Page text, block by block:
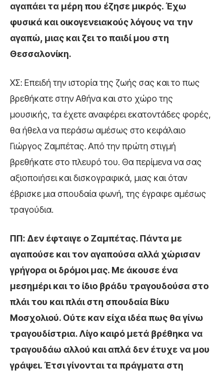
αγαπάει τα μέρη που έζησε μικρός. Έχω
φυσικά και οικογενειακούς λόγους να την
αγαπώ, μιας και ζει το παιδί μου στη
Θεσσαλονίκη.
ΧΣ: Επειδή την ιστορία της ζωής σας και το πως
βρεθήκατε στην Αθήνα και στο χώρο της
μουσικής, τα έχετε αναφέρει εκατοντάδες φορές,
θα ήθελα να περάσω αμέσως στο κεφάλαιο
Γιώργος Ζαμπέτας. Από την πρώτη στιγμή
βρεθήκατε στο πλευρό του. Θα περίμενα να σας
αξιοποιήσει και δισκογραφικά, μιας και όταν
έβρισκε μια σπουδαία φωνή, της έγραφε αμέσως
τραγούδια.
ΠΠ: Δεν έφταιγε ο Ζαμπέτας. Πάντα με
αγαπούσε και τον αγαπούσα αλλά χώρισαν
γρήγορα οι δρόμοι μας. Με άκουσε ένα
μεσημέρι και το ίδιο βράδυ τραγουδούσα στο
πλάι του και πλάι στη σπουδαία Βίκυ
Μοσχολιού. Ούτε καν είχα ιδέα πως θα γίνω
τραγουδίστρια. Λίγο καιρό μετά βρέθηκα να
τραγουδάω αλλού και απλά δεν έτυχε να μου
γράψει. Έτσι γίνονται τα πράγματα στη